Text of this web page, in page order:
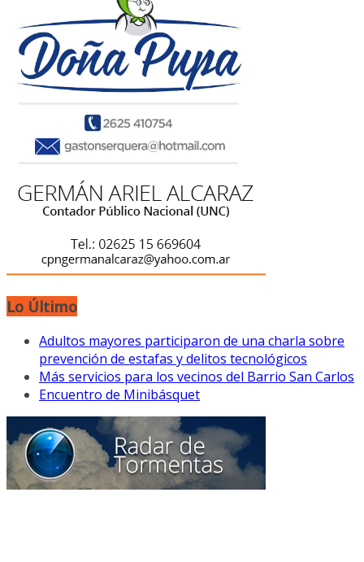
Lo Último
Adultos mayores participaron de una charla sobre
prevención de estafas y delitos tecnológicos
Más servicios para los vecinos del Barrio San Carlos
Encuentro de Minibásquet